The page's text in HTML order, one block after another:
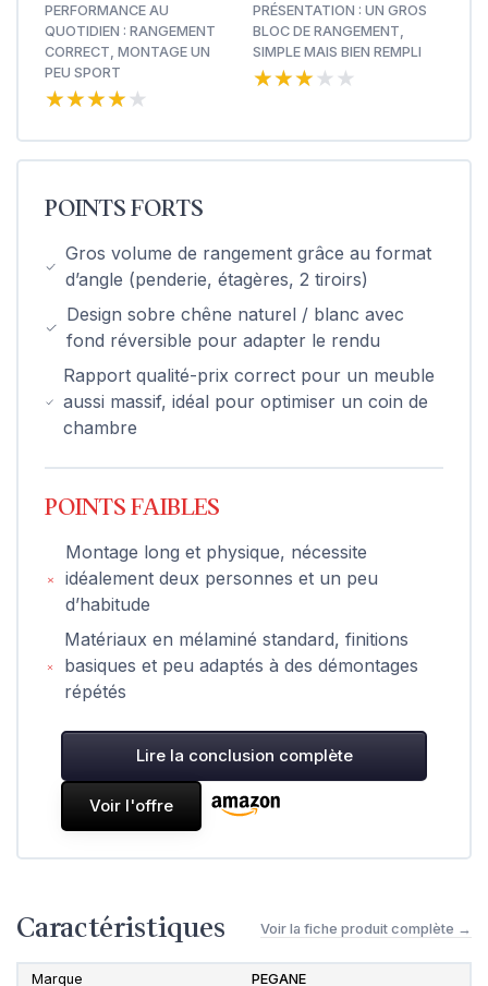
PERFORMANCE AU
QUOTIDIEN : RANGEMENT
CORRECT, MONTAGE UN
PEU SPORT
★★★★★
★★★★★
PRÉSENTATION : UN GROS
BLOC DE RANGEMENT,
SIMPLE MAIS BIEN REMPLI
★★★★★
★★★★★
POINTS FORTS
Gros volume de rangement grâce au format
d’angle (penderie, étagères, 2 tiroirs)
Design sobre chêne naturel / blanc avec
fond réversible pour adapter le rendu
Rapport qualité-prix correct pour un meuble
aussi massif, idéal pour optimiser un coin de
chambre
POINTS FAIBLES
Montage long et physique, nécessite
idéalement deux personnes et un peu
d’habitude
Matériaux en mélaminé standard, finitions
basiques et peu adaptés à des démontages
répétés
Lire la conclusion complète
Voir l'offre
Caractéristiques Voir la fiche produit complète →
Marque PEGANE